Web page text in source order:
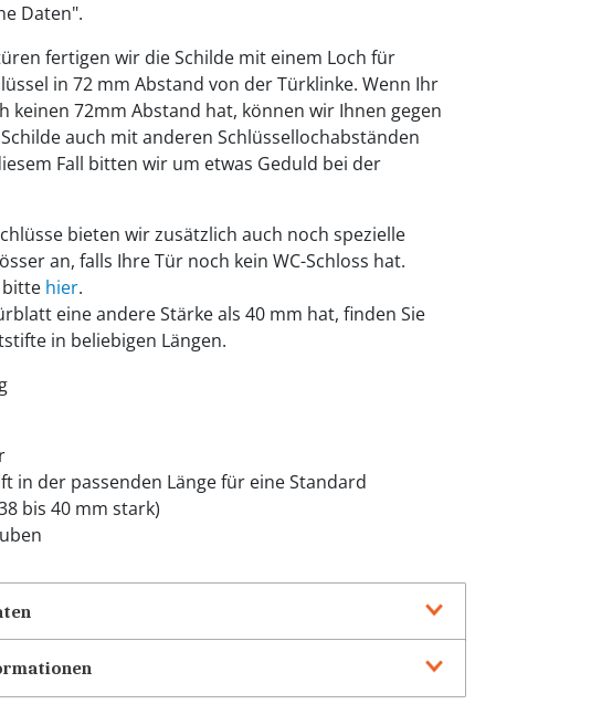
Daten".
fertigen wir die Schilde mit einem Loch für
in 72 mm Abstand von der Türklinke. Wenn Ihr
keinen 72mm Abstand hat, können wir Ihnen gegen
auch mit anderen Schlüssellochabständen
Fall bitten wir um etwas Geduld bei der
bieten wir zusätzlich auch noch spezielle
an, falls Ihre Tür noch kein WC-Schloss hat.
bitte hier.
eine andere Stärke als 40 mm hat, finden Sie
in beliebigen Längen.
in der passenden Länge für eine Standard
bis 40 mm stark)